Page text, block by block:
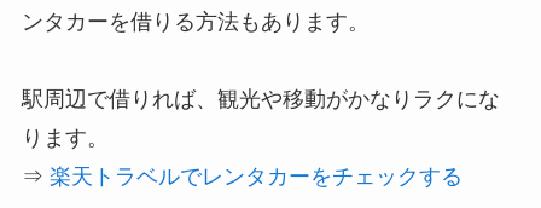
ンタカーを借りる方法もあります。
駅周辺で借りれば、観光や移動がかなりラクにな
ります。
⇒ 楽天トラベルでレンタカーをチェックする